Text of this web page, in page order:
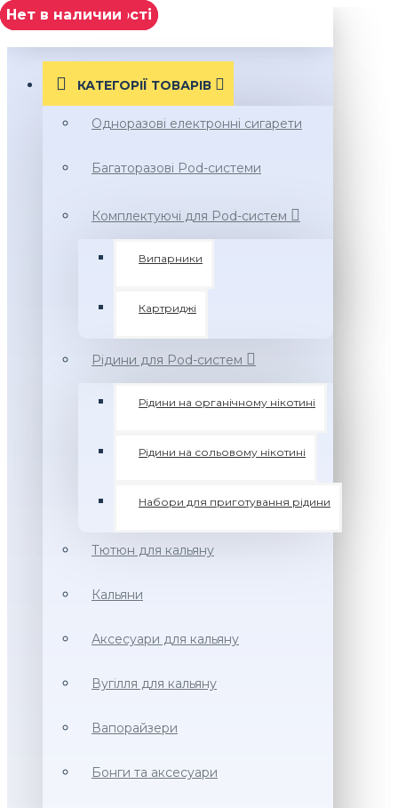
МЕНЮ
КАТЕГОРІЇ ТОВАРIВ
Одноразові електронні сигарети
Багаторазові Pod-системи
Комплектуючі для Pod-систем
Випарники
Картриджі
Рідини для Pod-систем
Рідини на органічному нікотині
Рідини на сольовому нікотині
Набори для приготування рідини
Тютюн для кальяну
Кальяни
Аксесуари для кальяну
Вугілля для кальяну
Вапорайзери
Бонги та аксесуари
немає в наявності
немає в наявності
Нет в наличии